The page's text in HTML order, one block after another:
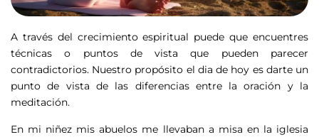
A través del crecimiento espiritual puede que encuentres
técnicas o puntos de vista que pueden parecer
contradictorios. Nuestro propósito el dia de hoy es darte un
punto de vista de las diferencias entre la oración y la
meditación.
En mi niñez mis abuelos me llevaban a misa en la iglesia